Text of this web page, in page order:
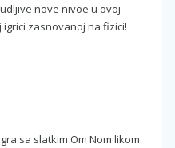
nove nivoe u ovoj
zasnovanoj na fizici!
sa slatkim Om Nom likom.